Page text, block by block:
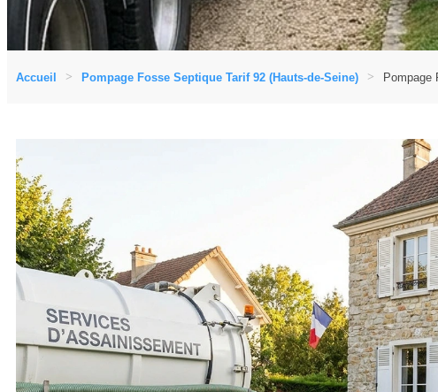
Accueil Pompage Fosse Septique Tarif 92 (Hauts-de-Seine) Pompage